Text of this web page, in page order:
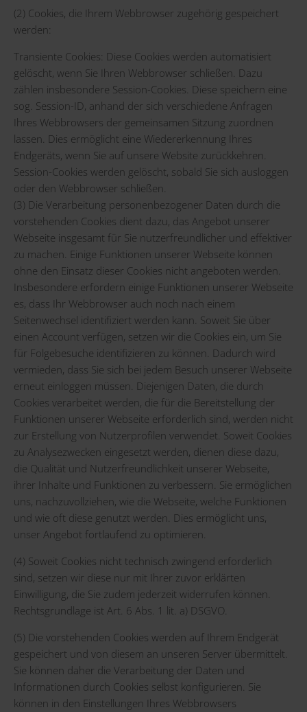
(2) Cookies, die Ihrem Webbrowser zugehörig gespeichert
werden:
Transiente Cookies: Diese Cookies werden automatisiert
gelöscht, wenn Sie Ihren Webbrowser schließen. Dazu
zählen insbesondere Session-Cookies. Diese speichern eine
sog. Session-ID, anhand der sich verschiedene Anfragen
Ihres Webbrowsers der gemeinsamen Sitzung zuordnen
lassen. Dies ermöglicht eine Wiedererkennung Ihres
Endgeräts, wenn Sie auf unsere Website zurückkehren.
Session-Cookies werden gelöscht, sobald Sie sich ausloggen
oder den Webbrowser schließen.
(3) Die Verarbeitung personenbezogener Daten durch die
vorstehenden Cookies dient dazu, das Angebot unserer
Webseite insgesamt für Sie nutzerfreundlicher und effektiver
zu machen. Einige Funktionen unserer Webseite können
ohne den Einsatz dieser Cookies nicht angeboten werden.
Insbesondere erfordern einige Funktionen unserer Webseite
es, dass Ihr Webbrowser auch noch nach einem
Seitenwechsel identifiziert werden kann. Soweit Sie über
einen Account verfügen, setzen wir die Cookies ein, um Sie
für Folgebesuche identifizieren zu können. Dadurch wird
vermieden, dass Sie sich bei jedem Besuch unserer Webseite
erneut einloggen müssen. Diejenigen Daten, die durch
Cookies verarbeitet werden, die für die Bereitstellung der
Funktionen unserer Webseite erforderlich sind, werden nicht
zur Erstellung von Nutzerprofilen verwendet. Soweit Cookies
zu Analysezwecken eingesetzt werden, dienen diese dazu,
die Qualität und Nutzerfreundlichkeit unserer Webseite,
ihrer Inhalte und Funktionen zu verbessern. Sie ermöglichen
uns, nachzuvollziehen, wie die Webseite, welche Funktionen
und wie oft diese genutzt werden. Dies ermöglicht uns,
unser Angebot fortlaufend zu optimieren.
(4) Soweit Cookies nicht technisch zwingend erforderlich
sind, setzen wir diese nur mit Ihrer zuvor erklärten
Einwilligung, die Sie zudem jederzeit widerrufen können.
Rechtsgrundlage ist Art. 6 Abs. 1 lit. a) DSGVO.
(5) Die vorstehenden Cookies werden auf Ihrem Endgerät
gespeichert und von diesem an unseren Server übermittelt.
Sie können daher die Verarbeitung der Daten und
Informationen durch Cookies selbst konfigurieren. Sie
können in den Einstellungen Ihres Webbrowsers